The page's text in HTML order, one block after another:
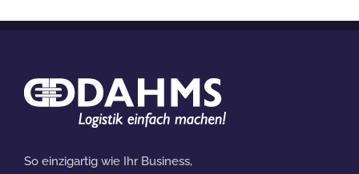
So einzigartig wie Ihr Business,